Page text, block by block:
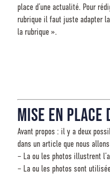
place d’une actualité. Pour
rubrique il faut juste adapter
la rubrique ».
Mise en place
Avant propos : il y a deux
dans un article que nous
– La ou les photos illustrent
– La ou les photos sont